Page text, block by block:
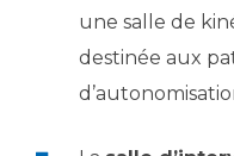
une salle de
destinée aux